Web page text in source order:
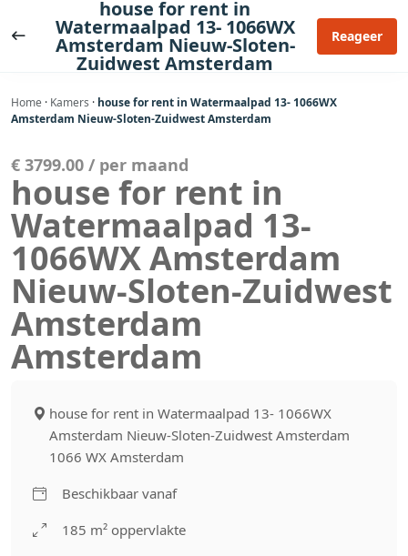
naar
house for rent in
Watermaalpad 13- 1066WX
Amsterdam Nieuw-Sloten-
Zuidwest Amsterdam
Reageer
Home · Kamers · house for rent in Watermaalpad 13- 1066WX
Amsterdam Nieuw-Sloten-Zuidwest Amsterdam
€ 3799.00 / per maand
house for rent in
Watermaalpad 13-
1066WX Amsterdam
Nieuw-Sloten-Zuidwest
Amsterdam
Amsterdam
house for rent in Watermaalpad 13- 1066WX
Amsterdam Nieuw-Sloten-Zuidwest Amsterdam
1066 WX Amsterdam
Beschikbaar vanaf
185 m² oppervlakte